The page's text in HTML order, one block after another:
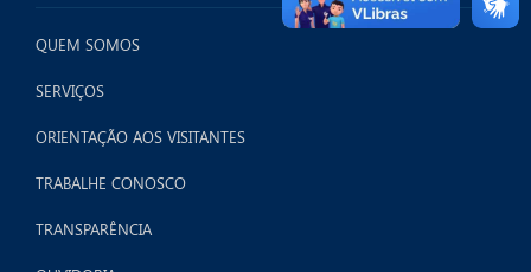
QUEM SOMOS
SERVIÇOS
ORIENTAÇÃO AOS VISITANTES
TRABALHE CONOSCO
TRANSPARÊNCIA